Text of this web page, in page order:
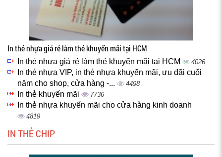
In thẻ nhựa giá rẻ làm thẻ khuyến mãi tại HCM
In thẻ nhựa giá rẻ làm thẻ khuyến mãi tại HCM 4026
In thẻ nhựa VIP, in thẻ nhựa khuyến mãi, ưu đãi cuối
năm cho shop, cửa hàng -...
4498
In thẻ khuyến mãi 7736
In thẻ nhựa khuyến mãi cho cửa hàng kinh doanh
4819
IN THẺ CHIP